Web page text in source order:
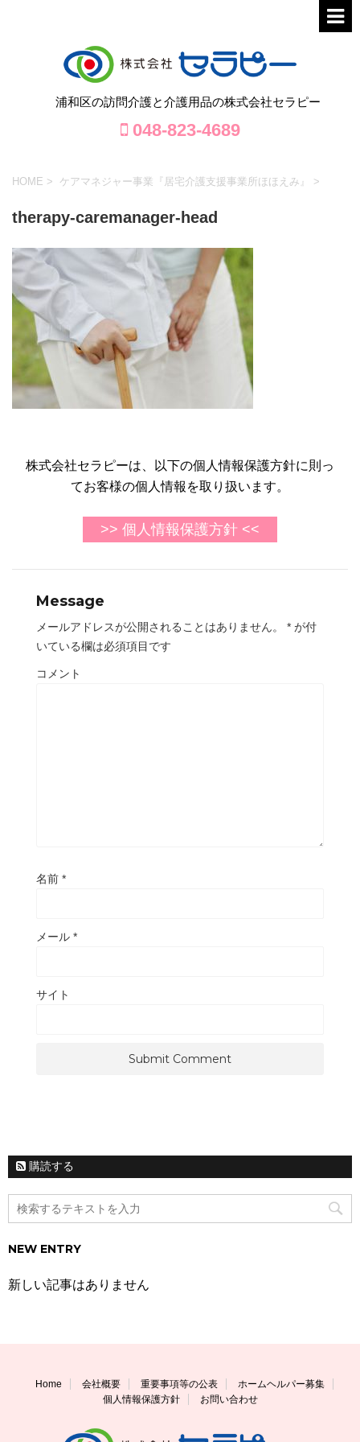
浦和区の訪問介護と介護用品の株式会社セラピー
048-823-4689
HOME > ケアマネジャー事業『居宅介護支援事業所ほほえみ』 >
therapy-caremanager-head
株式会社セラピーは、以下の個人情報保護方針に則っ
てお客様の個人情報を取り扱います。
>> 個人情報保護方針 <<
Message
メールアドレスが公開されることはありません。 * が付
いている欄は必須項目です
コメント
名前 *
メール *
サイト
購読する
NEW ENTRY
新しい記事はありません
Home 会社概要 重要事項等の公表
ホームヘルパー募集
個人情報保護方針
お問い合わせ